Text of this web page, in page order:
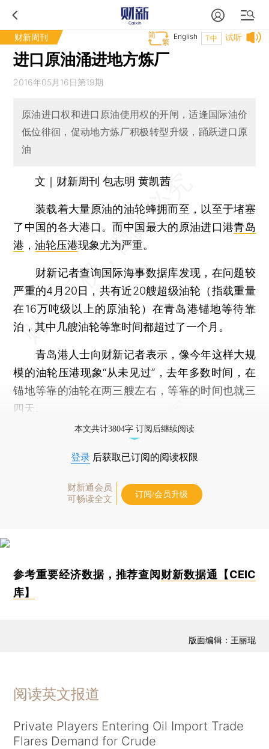
财新周刊 试听
T中
English
进口原油涌进地方炼厂
2016年05月16日第19期
原油进口权和进口原油使用权的开闸，适逢国际油价
低位徘徊，促动地方炼厂积极转型升级，踊跃进口原
油
文｜财新周刊 包志明 黄凯茜
装载着大量原油的油轮蜂拥而至，以至于堵塞
了中国的各大港口。而中国最大的原油进口港青岛
港 ，油轮压港现象尤为严重。
财新记者查询国际海事数据库发现，在问题较
严重的4月20日，共有近20艘超级油轮（指载重量
在16万吨级以上的原油轮）在青岛港锚地等待靠
泊，其中几艘油轮等靠时间都超过了一个月。
青岛港人士向财新记者表示，像今年这样大规
模的油轮压港现象“从未见过”，去年多数时间，在
锚地等靠的油轮在两三艘左右，等靠的时间也就三
四天。
本文共计3804字 订阅后继续阅读
登录 后获取已订阅的阅读权限
财新通会员
可畅读全文
订阅/会员升级
参考重要经济数据，推荐查阅 财新数据通【CEIC
库】
版面编辑：王丽琨
阅读英文报道
Private Players Entering Oil Import Trade
Flares Demand for Crude